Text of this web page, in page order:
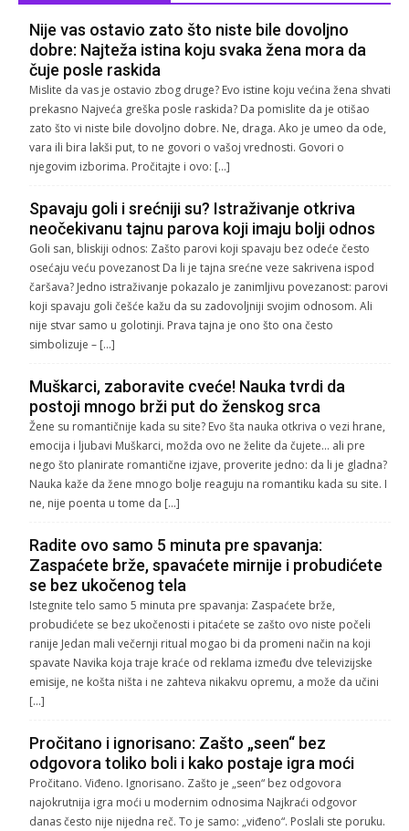
Nije vas ostavio zato što niste bile dovoljno
dobre: Najteža istina koju svaka žena mora da
čuje posle raskida
Mislite da vas je ostavio zbog druge? Evo istine koju većina žena shvati
prekasno Najveća greška posle raskida? Da pomislite da je otišao
zato što vi niste bile dovoljno dobre. Ne, draga. Ako je umeo da ode,
vara ili bira lakši put, to ne govori o vašoj vrednosti. Govori o
njegovim izborima. Pročitajte i ovo: […]
Spavaju goli i srećniji su? Istraživanje otkriva
neočekivanu tajnu parova koji imaju bolji odnos
Goli san, bliskiji odnos: Zašto parovi koji spavaju bez odeće često
osećaju veću povezanost Da li je tajna srećne veze sakrivena ispod
čaršava? Jedno istraživanje pokazalo je zanimljivu povezanost: parovi
koji spavaju goli češće kažu da su zadovoljniji svojim odnosom. Ali
nije stvar samo u golotinji. Prava tajna je ono što ona često
simbolizuje – […]
Muškarci, zaboravite cveće! Nauka tvrdi da
postoji mnogo brži put do ženskog srca
Žene su romantičnije kada su site? Evo šta nauka otkriva o vezi hrane,
emocija i ljubavi Muškarci, možda ovo ne želite da čujete… ali pre
nego što planirate romantične izjave, proverite jedno: da li je gladna?
Nauka kaže da žene mnogo bolje reaguju na romantiku kada su site. I
ne, nije poenta u tome da […]
Radite ovo samo 5 minuta pre spavanja:
Zaspaćete brže, spavaćete mirnije i probudićete
se bez ukočenog tela
Istegnite telo samo 5 minuta pre spavanja: Zaspaćete brže,
probudićete se bez ukočenosti i pitaćete se zašto ovo niste počeli
ranije Jedan mali večernji ritual mogao bi da promeni način na koji
spavate Navika koja traje kraće od reklama između dve televizijske
emisije, ne košta ništa i ne zahteva nikakvu opremu, a može da učini
[…]
Pročitano i ignorisano: Zašto „seen“ bez
odgovora toliko boli i kako postaje igra moći
Pročitano. Viđeno. Ignorisano. Zašto je „seen“ bez odgovora
najokrutnija igra moći u modernim odnosima Najkraći odgovor
danas često nije nijedna reč. To je samo: „viđeno“. Poslali ste poruku.